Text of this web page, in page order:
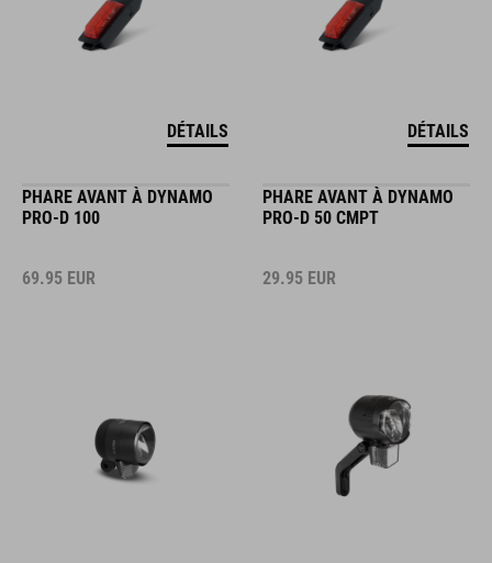
DÉTAILS DÉTAILS
PHARE AVANT À DYNAMO
PRO-D 100
69.95 EUR
PHARE AVANT À DYNAMO
PRO-D 50 CMPT
29.95 EUR